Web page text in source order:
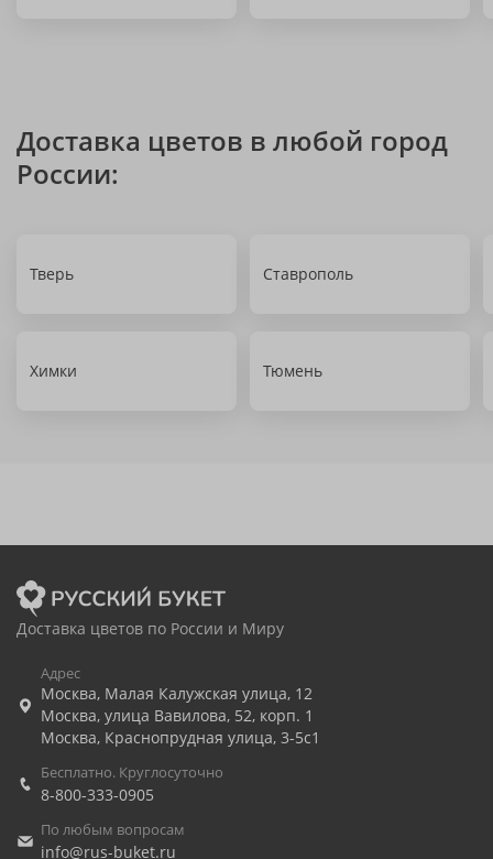
Доставка цветов в любой город
России:
Тверь Ставрополь
Химки Тюмень
Доставка цветов по России и Миру
Адрес
Москва, Малая Калужская улица, 12
Москва, улица Вавилова, 52, корп. 1
Москва, Краснопрудная улица, 3-5с1
Бесплатно. Круглосуточно
8-800-333-0905
По любым вопросам
info@rus-buket.ru